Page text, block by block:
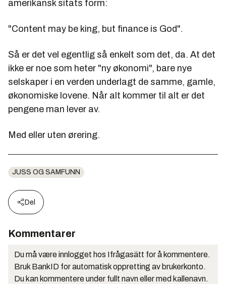
amerikansk sitats form:
"Content may be king, but finance is God".
Så er det vel egentlig så enkelt som det, da. At det
ikke er noe som heter "ny økonomi", bare nye
selskaper i en verden underlagt de samme, gamle,
økonomiske lovene. Når alt kommer til alt er det
pengene man lever av.
Med eller uten ørering.
JUSS OG SAMFUNN
Del
Kommentarer
Du må være innlogget hos Ifrågasätt for å kommentere.
Bruk BankID for automatisk oppretting av brukerkonto.
Du kan kommentere under fullt navn eller med kallenavn.